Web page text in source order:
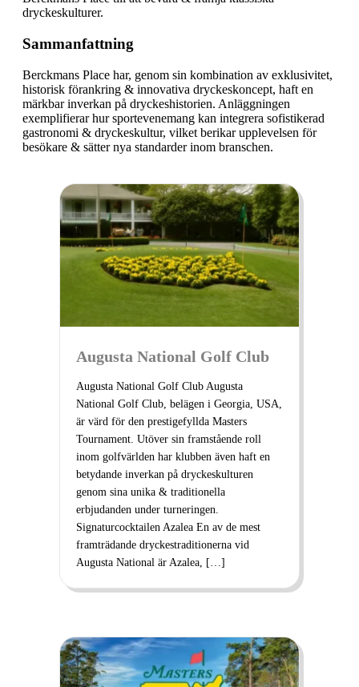
dryckeskulturer.
Sammanfattning
Berckmans Place har, genom sin kombination av exklusivitet,
historisk förankring & innovativa dryckeskoncept, haft en
märkbar inverkan på dryckeshistorien. Anläggningen
exemplifierar hur sportevenemang kan integrera sofistikerad
gastronomi & dryckeskultur, vilket berikar upplevelsen för
besökare & sätter nya standarder inom branschen.
Augusta National Golf Club
Augusta National Golf Club Augusta
National Golf Club, belägen i Georgia, USA,
är värd för den prestigefyllda Masters
Tournament. Utöver sin framstående roll
inom golfvärlden har klubben även haft en
betydande inverkan på dryckeskulturen
genom sina unika & traditionella
erbjudanden under turneringen.
Signaturcocktailen Azalea En av de mest
framträdande dryckestraditionerna vid
Augusta National är Azalea, […]